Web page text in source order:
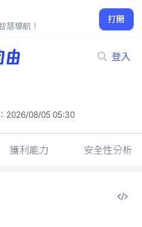
慧導航！
打開
登入
2026/08/05 05:30
獲利能力 安全性分析